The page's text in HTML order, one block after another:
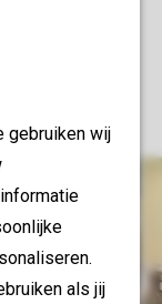
gebruiken wij
als jij